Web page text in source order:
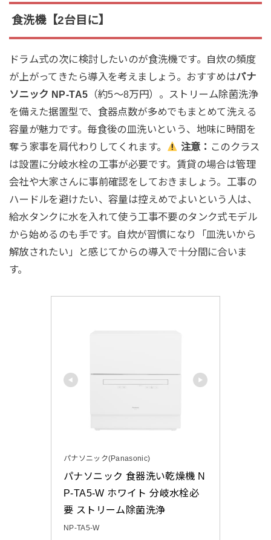
食洗機【2台目に】
ドラム式の次に検討したいのが食洗機です。自炊の頻度
が上がってきたら導入を考えましょう。おすすめはパナ
ソニック NP-TA5 （約5〜8万円）。ストリーム除菌洗浄
を備えた据置型で、食器点数が多めでもまとめて洗える
容量が魅力です。毎食後の皿洗いという、地味に時間を
奪う家事を肩代わりしてくれます。
注意： このクラス
は設置に分岐水栓の工事が必要です。賃貸の場合は管理
会社や大家さんに事前確認をしておきましょう。工事の
ハードルを避けたい、容量は控えめでよいという人は、
給水タンクに水を入れて使う工事不要のタンク式モデル
から始めるのも手です。自炊が習慣になり「皿洗いから
解放されたい」と感じてからの導入で十分間に合いま
す。
パナソニック(Panasonic)
パナソニック 食器洗い乾燥機 N
P-TA5-W ホワイト 分岐水栓必
要 ストリーム除菌洗浄
NP-TA5-W